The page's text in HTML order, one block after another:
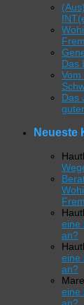
Das
Vom
Das
Neueste
eine
an?
eine
an?
eine